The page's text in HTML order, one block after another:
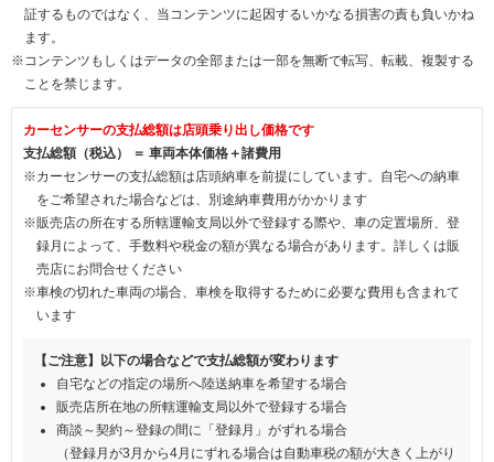
証するものではなく、当コンテンツに起因するいかなる損害の責も負いかね
ます。
※コンテンツもしくはデータの全部または一部を無断で転写、転載、複製する
ことを禁じます。
カーセンサーの支払総額は店頭乗り出し価格です
支払総額（税込） ＝ 車両本体価格＋諸費用
※カーセンサーの支払総額は店頭納車を前提にしています。自宅への納車
をご希望された場合などは、別途納車費用がかかります
※販売店の所在する所轄運輸支局以外で登録する際や、車の定置場所、登
録月によって、手数料や税金の額が異なる場合があります。詳しくは販
売店にお問合せください
※車検の切れた車両の場合、車検を取得するために必要な費用も含まれて
います
【ご注意】以下の場合などで支払総額が変わります
自宅などの指定の場所へ陸送納車を希望する場合
販売店所在地の所轄運輸支局以外で登録する場合
商談～契約～登録の間に「登録月」がずれる場合
（登録月が3月から4月にずれる場合は自動車税の額が大きく上がり